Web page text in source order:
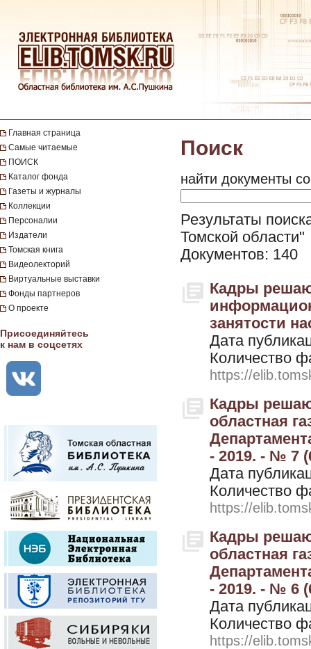
Главная страница
Самые читаемые
ПОИСК
Каталог фонда
Газеты и журналы
Коллекции
Персоналии
Издатели
Томская книга
Видеолекторий
Виртуальные выставки
Фонды партнеров
О проекте
Присоединяйтесь
к нам в соцсетях
Поиск
найти документы
Результаты
Томской области"
Документов: 140
Кадры
занятости
Дата
Количество
https://
Кадры
областная
- 2019. - № 7
Дата
Количество
https://
Кадры
областная
- 2019. - № 6
Дата
Количество
https://